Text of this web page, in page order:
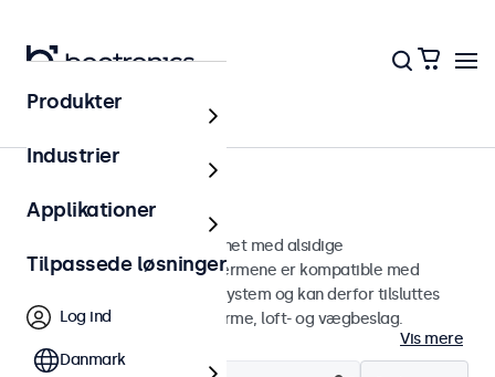
Hjem
75mm VESA-skærme
75 mm VESA-skærme designet med alsidige
monteringsmuligheder. Skærmene er kompatible med
standard VESA-monteringssystem og kan derfor tilsluttes
universalstandere, skærmarme, loft- og vægbeslag.
Vis mere
Produkter
Industrier
Applikationer
Tilpassede løsninger
Log ind
Danmark